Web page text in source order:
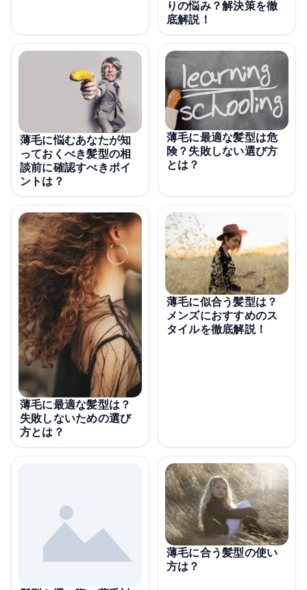
りの悩み？解決策を徹
底解説！
薄毛に悩むあなたが知
っておくべき髪型の相
談前に確認すべきポイ
ントは？
薄毛に最適な髪型は危
険？失敗しない選び方
とは？
薄毛に最適な髪型は？
失敗しないための選び
方とは？
薄毛に似合う髪型は？
メンズにおすすめのス
タイルを徹底解説！
薄毛に合う髪型の使い
方は？